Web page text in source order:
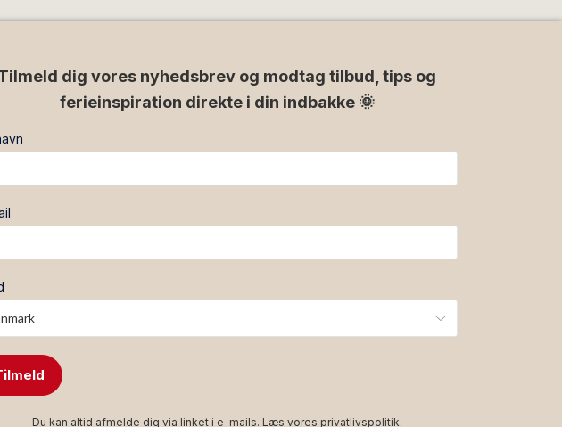
dig vores nyhedsbrev og modtag tilbud, tips og
ferieinspiration direkte i din indbakke 🌞
Du kan altid afmelde dig via linket i e-mails. Læs vores privatlivspolitik.